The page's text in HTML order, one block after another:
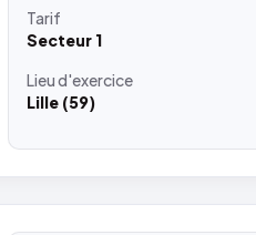
Tarif
Secteur 1
Lieud'exercice
Lille (59)